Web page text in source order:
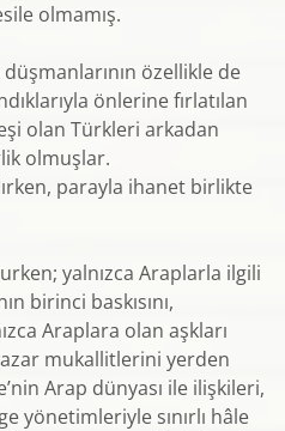
olmamış.
özellikle de
önlerine fırlatılan
olan Türkleri arkadan
olmuşlar.
parayla ihanet birlikte
yalnızca Araplarla ilgili
birinci baskısını,
Araplara olan aşkları
mukallitlerini yerden
Arap dünyası ile ilişkileri,
yönetimleriyle sınırlı hâle